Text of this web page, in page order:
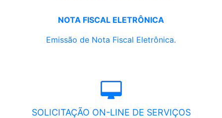
NOTA FISCAL ELETRÔNICA
Emissão de Nota Fiscal Eletrônica.
SOLICITAÇÃO ON-LINE DE SERVIÇOS